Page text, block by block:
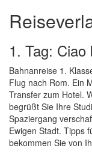
1. Tag: Ciao
Bahnanreise 1.
Flug nach Rom. Ein
Transfer zum Hotel.
begrüßt Sie Ihre
Spaziergang
Ewigen Stadt. Tipps
bekommen Sie von